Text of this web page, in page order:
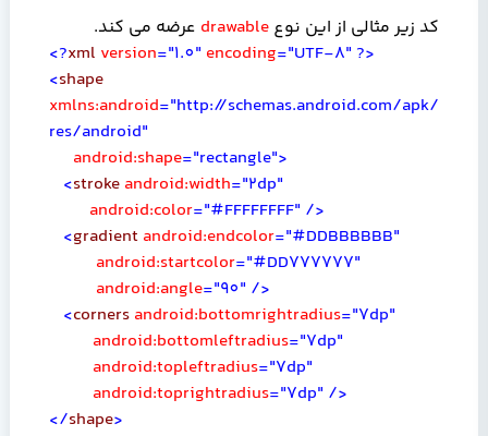
کد زیر مثالی از این نوع drawable عرضه می کند.
<?xml version="1.0" encoding="UTF-8" ?>
<shape
xmlns:android="http://schemas.android.com/apk/
res/android"
android:shape="rectangle">
<stroke android:width="2dp"
android:color="#FFFFFFFF" />
<gradient android:endcolor="#DDBBBBBB"
android:startcolor="#DD777777"
android:angle="90" />
<corners android:bottomrightradius="7dp"
android:bottomleftradius="7dp"
android:topleftradius="7dp"
android:toprightradius="7dp" />
</shape>